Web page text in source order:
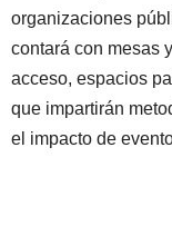
organizaciones
contará con mesas
acceso, espacios
que impartirán
el impacto de